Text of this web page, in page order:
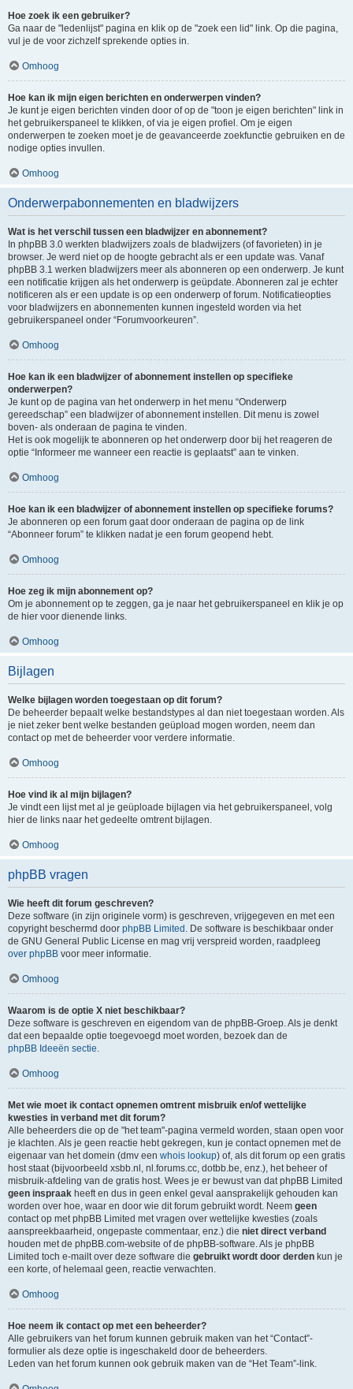
Hoe zoek ik een gebruiker?
Ga naar de "ledenlijst" pagina en klik op de "zoek een lid" link. Op die pagina,
vul je de voor zichzelf sprekende opties in.
Omhoog
Hoe kan ik mijn eigen berichten en onderwerpen vinden?
Je kunt je eigen berichten vinden door of op de "toon je eigen berichten" link in
het gebruikerspaneel te klikken, of via je eigen profiel. Om je eigen
onderwerpen te zoeken moet je de geavanceerde zoekfunctie gebruiken en de
nodige opties invullen.
Omhoog
Onderwerpabonnementen en bladwijzers
Wat is het verschil tussen een bladwijzer en abonnement?
In phpBB 3.0 werkten bladwijzers zoals de bladwijzers (of favorieten) in je
browser. Je werd niet op de hoogte gebracht als er een update was. Vanaf
phpBB 3.1 werken bladwijzers meer als abonneren op een onderwerp. Je kunt
een notificatie krijgen als het onderwerp is geüpdate. Abonneren zal je echter
notificeren als er een update is op een onderwerp of forum. Notificatieopties
voor bladwijzers en abonnementen kunnen ingesteld worden via het
gebruikerspaneel onder “Forumvoorkeuren”.
Omhoog
Hoe kan ik een bladwijzer of abonnement instellen op specifieke
onderwerpen?
Je kunt op de pagina van het onderwerp in het menu “Onderwerp
gereedschap” een bladwijzer of abonnement instellen. Dit menu is zowel
boven- als onderaan de pagina te vinden.
Het is ook mogelijk te abonneren op het onderwerp door bij het reageren de
optie “Informeer me wanneer een reactie is geplaatst” aan te vinken.
Omhoog
Hoe kan ik een bladwijzer of abonnement instellen op specifieke forums?
Je abonneren op een forum gaat door onderaan de pagina op de link
“Abonneer forum” te klikken nadat je een forum geopend hebt.
Omhoog
Hoe zeg ik mijn abonnement op?
Om je abonnement op te zeggen, ga je naar het gebruikerspaneel en klik je op
de hier voor dienende links.
Omhoog
Bijlagen
Welke bijlagen worden toegestaan op dit forum?
De beheerder bepaalt welke bestandstypes al dan niet toegestaan worden. Als
je niet zeker bent welke bestanden geüpload mogen worden, neem dan
contact op met de beheerder voor verdere informatie.
Omhoog
Hoe vind ik al mijn bijlagen?
Je vindt een lijst met al je geüploade bijlagen via het gebruikerspaneel, volg
hier de links naar het gedeelte omtrent bijlagen.
Omhoog
phpBB vragen
Wie heeft dit forum geschreven?
Deze software (in zijn originele vorm) is geschreven, vrijgegeven en met een
copyright beschermd door phpBB Limited . De software is beschikbaar onder
de GNU General Public License en mag vrij verspreid worden, raadpleeg
over phpBB voor meer informatie.
Omhoog
Waarom is de optie X niet beschikbaar?
Deze software is geschreven en eigendom van de phpBB-Groep. Als je denkt
dat een bepaalde optie toegevoegd moet worden, bezoek dan de
phpBB Ideeën sectie.
Omhoog
Met wie moet ik contact opnemen omtrent misbruik en/of wettelijke
kwesties in verband met dit forum?
Alle beheerders die op de "het team"-pagina vermeld worden, staan open voor
je klachten. Als je geen reactie hebt gekregen, kun je contact opnemen met de
eigenaar van het domein (dmv een whois lookup) of, als dit forum op een gratis
host staat (bijvoorbeeld xsbb.nl, nl.forums.cc, dotbb.be, enz.), het beheer of
misbruik-afdeling van de gratis host. Wees je er bewust van dat phpBB Limited
geen inspraak heeft en dus in geen enkel geval aansprakelijk gehouden kan
worden over hoe, waar en door wie dit forum gebruikt wordt. Neem geen
contact op met phpBB Limited met vragen over wettelijke kwesties (zoals
aanspreekbaarheid, ongepaste commentaar, enz.) die niet direct verband
houden met de phpBB.com-website of de phpBB-software. Als je phpBB
Limited toch e-mailt over deze software die gebruikt wordt door derden kun je
een korte, of helemaal geen, reactie verwachten.
Omhoog
Hoe neem ik contact op met een beheerder?
Alle gebruikers van het forum kunnen gebruik maken van het “Contact”-
formulier als deze optie is ingeschakeld door de beheerders.
Leden van het forum kunnen ook gebruik maken van de “Het Team”-link.